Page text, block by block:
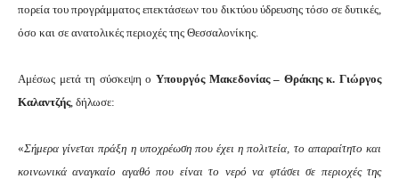
πορεία του προγράμματος επεκτάσεων του δικτύου ύδρευσης τόσο σε δυτικές,
όσο και σε ανατολικές περιοχές της Θεσσαλονίκης.
Αμέσως μετά τη σύσκεψη ο Υπουργός Μακεδονίας – Θράκης κ. Γιώργος
Καλαντζής, δήλωσε:
«Σήμερα γίνεται πράξη η υποχρέωση που έχει η πολιτεία, το απαραίτητο και
κοινωνικά αναγκαίο αγαθό που είναι το νερό να φτάσει σε περιοχές της